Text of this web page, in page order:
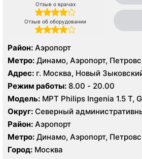
Отзыв о врачах
Отзыв об оборудовании
Район: Аэропорт
Метро: Динамо, Аэропорт,
Адрес: г. Москва, Новый
Режим работы: 8.00 - 20.00
Модель: МРТ Philips Ingenia 1.5 Т,
Т, КТ Toshiba Aquilion 64 среза, УЗИ
Округ: Северный
Район: Аэропорт
Метро: Динамо, Аэропорт,
Город: Москва